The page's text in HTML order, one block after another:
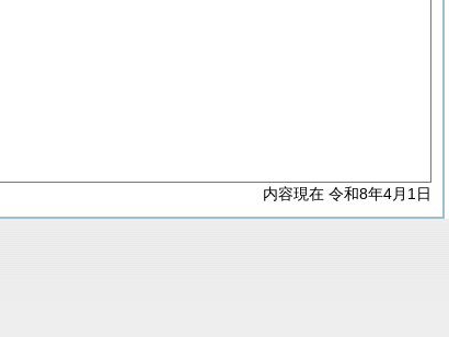
内容現在 令和8年4月1日